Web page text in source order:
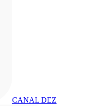
CANAL DEZ